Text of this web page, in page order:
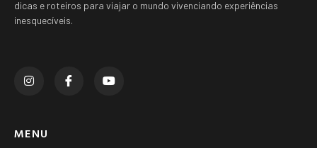
dicas e roteiros para viajar o mundo vivenciando experiências
inesquecíveis.
MENU